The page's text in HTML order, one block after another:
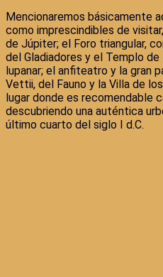
Mencionaremos básicamente
como imprescindibles de
de Júpiter; el Foro triangular,
del Gladiadores y el Templo
lupanar; el anfiteatro y la gran
Vettii, del Fauno y la Villa de
lugar donde es recomendable
descubriendo una auténtica
último cuarto del siglo I d.C.